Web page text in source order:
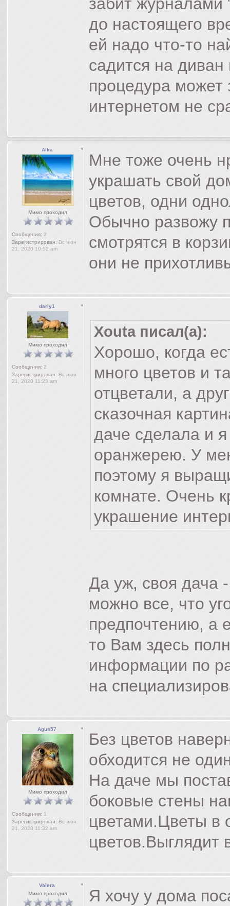
забит журналами
до настоящего
ей надо что-то
садится на
процедура может
интернетом не
Alka
Мимо проходил
Сообщения: 2
Зарегистрирован: Вс июн
21, 2020 10:52 am
Мне тоже очень
украшать свой
цветов, одни
Обычно развожу
смотрятся в
они не
dariy1
Мимо проходил
Сообщения: 2
Зарегистрирован: Вс июн
21, 2020 11:23 am
Xouta писал(а):
Хорошо, когда
много цветов и
отцветали, а
сказочная
даче сделала и
оранжерею. У
поэтому я
комнате. Очень
украшение
Да уж, своя дача
можно все, что
предпочтению, а
то Вам здесь
информации по
на
Agus57
Мимо проходил
Сообщения: 1
Зарегистрирован: Вс июн
21, 2020 11:32 am
Без цветов
обходится не
На даче мы
боковые стены
цветами.Цветы в
цветов.Выглядит
Valera
Мимо проходил
Я хочу у дома